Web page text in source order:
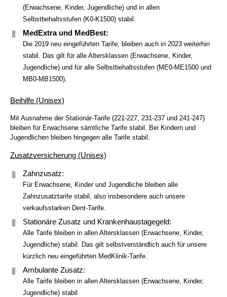
(Erwachsene, Kinder, Jugendliche) und in allen
Selbstbehaltsstufen (K0-K1500) stabil.
MedExtra und MedBest:
Die 2019 neu eingeführten Tarife, bleiben auch in 2023 weiterhin
stabil. Das gilt für alle Altersklassen (Erwachsene, Kinder,
Jugendliche) und für alle Selbstbehaltsstufen (ME0-ME1500 und
MB0-MB1500).
Beihilfe (Unisex)
Mit Ausnahme der Stationär-Tarife (221-227, 231-237 und 241-247)
bleiben für Erwachsene sämtliche Tarife stabil. Bei Kindern und
Jugendlichen bleiben hingegen alle Tarife stabil.
Zusatzversicherung (Unisex)
Zahnzusatz:
Für Erwachsene, Kinder und Jugendliche bleiben alle
Zahnzusatztarife stabil, also insbesondere auch unsere
verkaufsstarken Dent-Tarife.
Stationäre Zusatz und Krankenhaustagegeld:
Alle Tarife bleiben in allen Altersklassen (Erwachsene, Kinder,
Jugendliche) stabil. Das gilt selbstverständlich auch für unsere
kürzlich neu eingeführten MedKlinik-Tarife.
Ambulante Zusatz:
Alle Tarife bleiben in allen Altersklassen (Erwachsene, Kinder,
Jugendliche) stabil